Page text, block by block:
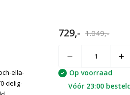
729,- 1.049,-
Op voorraad
Vóór 23:00